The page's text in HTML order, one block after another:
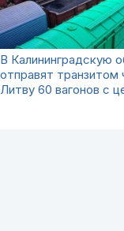
В Калининградскую
отправят транзитом
Литву 60 вагонов с